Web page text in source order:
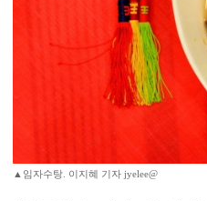
▲임자수탕. 이지혜 기자 jyelee@